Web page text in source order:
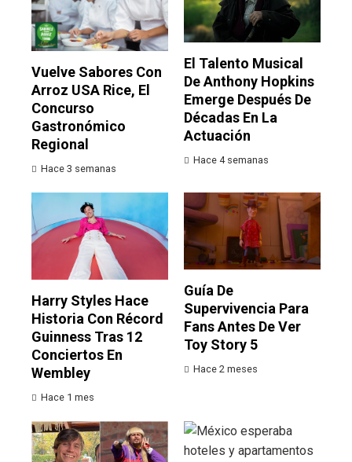
Vuelve Sabores Con
Arroz USA Rice, El
Concurso
Gastronómico
Regional
Hace 3 semanas
El Talento Musical
De Anthony Hopkins
Emerge Después De
Décadas En La
Actuación
Hace 4 semanas
Harry Styles Hace
Historia Con Récord
Guinness Tras 12
Conciertos En
Wembley
Hace 1 mes
Guía De
Supervivencia Para
Fans Antes De Ver
Toy Story 5
Hace 2 meses